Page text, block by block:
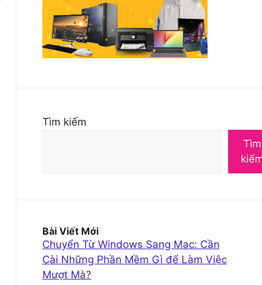
Tìm kiếm
Tìm
Bài Viết Mới
Chuyển Từ Windows Sang Mac: Cần
Cài Những Phần Mềm Gì để Làm Việc
Mượt Mà?